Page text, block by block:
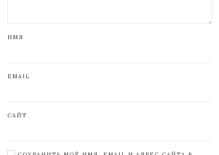
ИМЯ
EMAIL
САЙТ